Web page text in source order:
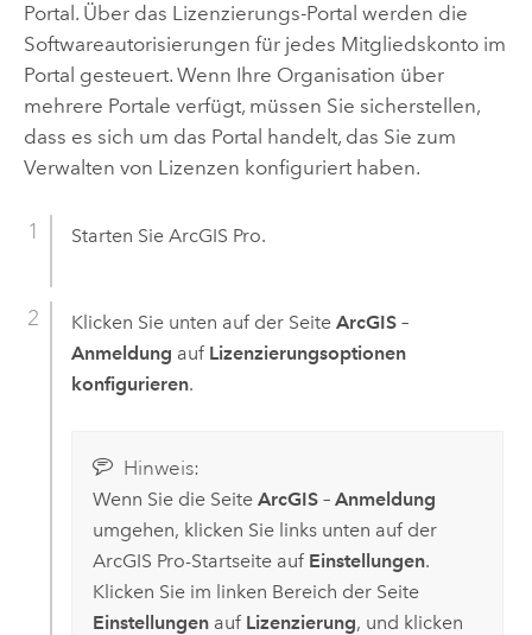
Portal. Über das Lizenzierungs-Portal werden die
Softwareautorisierungen für jedes Mitgliedskonto im
Portal gesteuert. Wenn Ihre Organisation über
mehrere Portale verfügt, müssen Sie sicherstellen,
dass es sich um das Portal handelt, das Sie zum
Verwalten von Lizenzen konfiguriert haben.
Starten Sie ArcGIS Pro.
Klicken Sie unten auf der Seite ArcGIS –
Anmeldung auf Lizenzierungsoptionen
konfigurieren.
Hinweis:
Wenn Sie die Seite ArcGIS – Anmeldung
umgehen, klicken Sie links unten auf der
ArcGIS Pro-Startseite auf Einstellungen.
Klicken Sie im linken Bereich der Seite
Einstellungenauf Lizenzierung, und klicken